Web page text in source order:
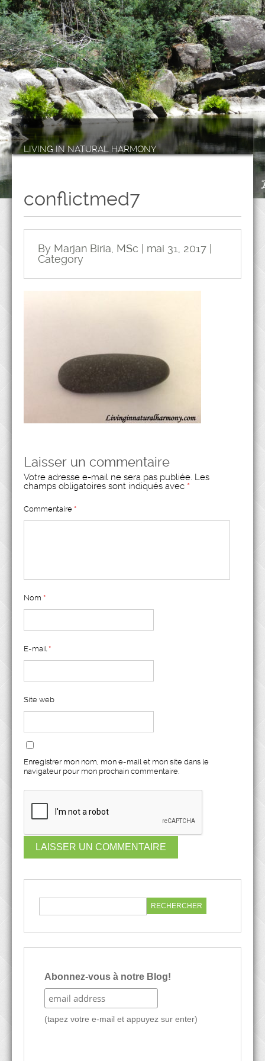
LIVING IN NATURAL HARMONY
conflictmed7
By Marjan Biria, MSc | mai 31, 2017 |
Category
Laisser un commentaire
Votre adresse e-mail ne sera pas publiée. Les
champs obligatoires sont indiqués avec *
Commentaire *
Nom *
E-mail *
Site web
Enregistrer mon nom, mon e-mail et mon site dans le
navigateur pour mon prochain commentaire.
Abonnez-vous à notre Blog!
(tapez votre e-mail et appuyez sur enter)